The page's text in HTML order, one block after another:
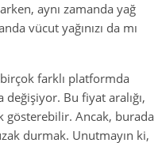
aynı zamanda yağ
vücut yağınızı da mı
farklı platformda
değişiyor. Bu fiyat aralığı,
gösterebilir. Ancak, burada
durmak. Unutmayın ki,